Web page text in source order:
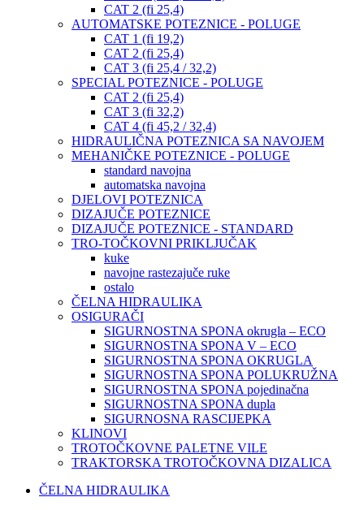
CAT 2 (fi 25,4)
AUTOMATSKE POTEZNICE - POLUGE
CAT 1 (fi 19,2)
CAT 2 (fi 25,4)
CAT 3 (fi 25,4 / 32,2)
SPECIAL POTEZNICE - POLUGE
CAT 2 (fi 25,4)
CAT 3 (fi 32,2)
CAT 4 (fi 45,2 / 32,4)
HIDRAULIČNA POTEZNICA SA NAVOJEM
MEHANIČKE POTEZNICE - POLUGE
standard navojna
automatska navojna
DJELOVI POTEZNICA
DIZAJUČE POTEZNICE
DIZAJUČE POTEZNICE - STANDARD
TRO-TOČKOVNI PRIKLJUČAK
kuke
navojne rastezajuče ruke
ostalo
ČELNA HIDRAULIKA
OSIGURAČI
SIGURNOSTNA SPONA okrugla – ECO
SIGURNOSTNA SPONA V – ECO
SIGURNOSTNA SPONA OKRUGLA
SIGURNOSTNA SPONA POLUKRUŽNA
SIGURNOSTNA SPONA pojedinačna
SIGURNOSTNA SPONA dupla
SIGURNOSNA RASCIJEPKA
KLINOVI
TROTOČKOVNE PALETNE VILE
TRAKTORSKA TROTOČKOVNA DIZALICA
ČELNA HIDRAULIKA